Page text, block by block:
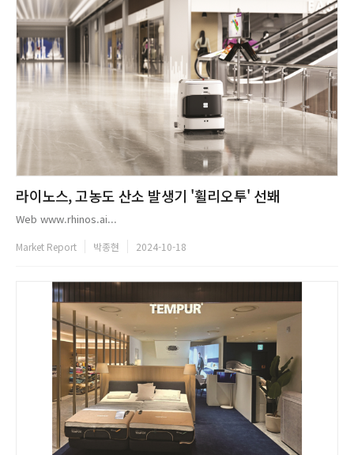
라이노스, 고농도 산소 발생기 '휠리오투' 선봬
Web www.rhinos.ai...
Market Report 박종현 2024-10-18